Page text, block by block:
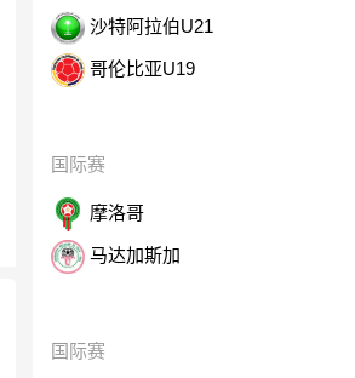
沙特阿拉伯U21
哥伦比亚U19
国际赛
摩洛哥
马达加斯加
国际赛